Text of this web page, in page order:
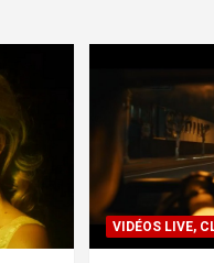
VIDÉOS LIVE,